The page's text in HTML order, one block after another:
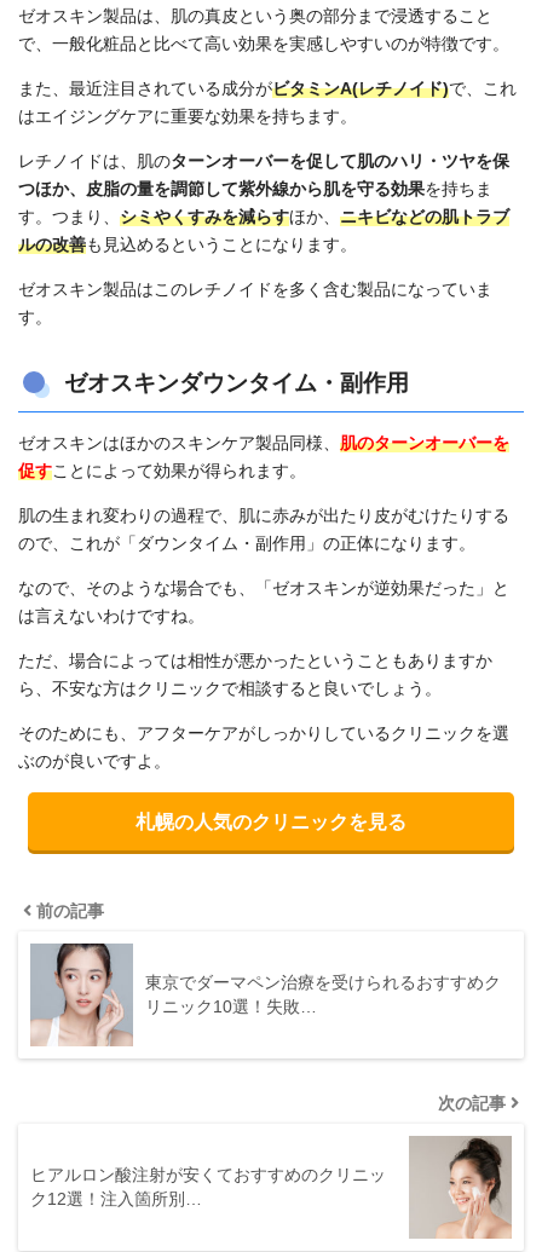
ゼオスキン製品は、肌の真皮という奥の部分まで浸透すること
で、一般化粧品と比べて高い効果を実感しやすいのが特徴です。
また、最近注目されている成分がビタミンA(レチノイド)で、これ
はエイジングケアに重要な効果を持ちます。
レチノイドは、肌のターンオーバーを促して肌のハリ・ツヤを保
つほか、皮脂の量を調節して紫外線から肌を守る効果を持ちま
す。つまり、 シミやくすみを減らすほか、 ニキビなどの肌トラブ
ルの改善も見込めるということになります。
ゼオスキン製品はこのレチノイドを多く含む製品になっていま
す。
ゼオスキンダウンタイム・副作用
ゼオスキンはほかのスキンケア製品同様、 肌のターンオーバーを
促すことによって効果が得られます。
肌の生まれ変わりの過程で、肌に赤みが出たり皮がむけたりする
ので、これが「ダウンタイム・副作用」の正体になります。
なので、そのような場合でも、「ゼオスキンが逆効果だった」と
は言えないわけですね。
ただ、場合によっては相性が悪かったということもありますか
ら、不安な方はクリニックで相談すると良いでしょう。
そのためにも、アフターケアがしっかりしているクリニックを選
ぶのが良いですよ。
札幌の人気のクリニックを見る
前の記事
東京でダーマペン治療を受けられるおすすめク
リニック10選！失敗…
次の記事
ヒアルロン酸注射が安くておすすめのクリニッ
ク12選！注入箇所別…